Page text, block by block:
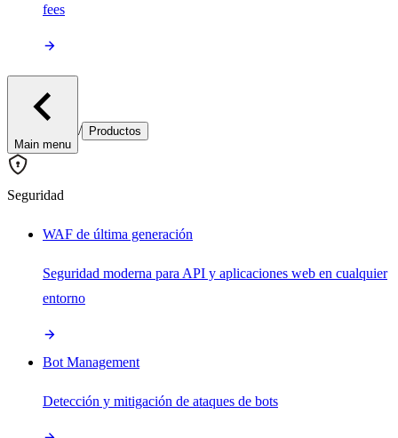
fees
Main menu
/ Productos
Seguridad
WAF de última generación
Seguridad moderna para API y aplicaciones web en cualquier
entorno
Bot Management
Detección y mitigación de ataques de bots